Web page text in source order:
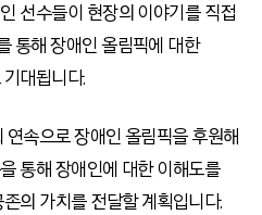
선수들이 현장의 이야기를 직접
통해 장애인 올림픽에 대한
대됩니다.
속으로 장애인 올림픽을 후원해
통해 장애인에 대한 이해도를
의 가치를 전달할 계획입니다.